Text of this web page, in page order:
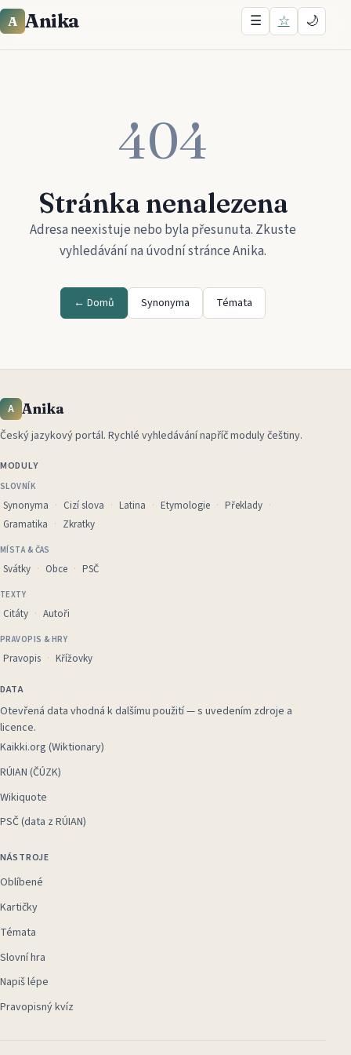
A Anika ☰ ☆ 🌙
404
Stránka nenalezena
Adresa neexistuje nebo byla přesunuta. Zkuste
vyhledávání na úvodní stránceAnika.
← Domů Synonyma Témata
A Anika
Český jazykový portál. Rychlé vyhledávání napříč moduly češtiny.
MODULY
SLOVNÍK
Synonyma Cizí slova Latina Etymologie
Překlady
Gramatika
Zkratky
MÍSTA & ČAS
Svátky Obce PSČ
TEXTY
Citáty Autoři
PRAVOPIS & HRY
Pravopis Křížovky
DATA
Otevřená data vhodná k dalšímu použití — s uvedením zdroje a
licence.
Kaikki.org (Wiktionary)
RÚIAN (ČÚZK)
Wikiquote
PSČ (data z RÚIAN)
NÁSTROJE
Oblíbené
Kartičky
Témata
Slovní hra
Napiš lépe
Pravopisný kvíz